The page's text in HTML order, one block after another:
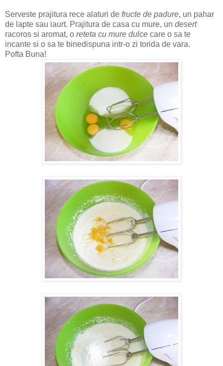
Serveste prajitura rece alaturi de fructe de padure, un pahar
de lapte sau iaurt. Prajitura de casa cu mure, un desert
racoros si aromat, o reteta cu mure dulce care o sa te
incante si o sa te binedispuna intr-o zi torida de vara.
Pofta Buna!